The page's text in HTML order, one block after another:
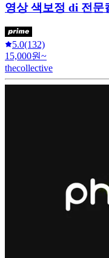
영상 색보정 di 전문
5.0(132)
15,000원~
thecollective